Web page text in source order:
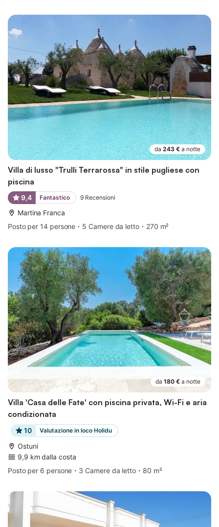
da 243 € a notte
Villa di lusso "Trulli Terrarossa" in stile pugliese con
piscina
9,4 Fantastico 9 Recensioni
Martina Franca
Posto per 14 persone
5 Camere da letto 270 m²
da 180 € a notte
Villa 'Casa delle Fate' con piscina privata, Wi-Fi e aria
condizionata
10 Valutazione in loco Holidu
Ostuni
9,9 km dalla costa
Posto per 6 persone
3 Camere da letto 80 m²